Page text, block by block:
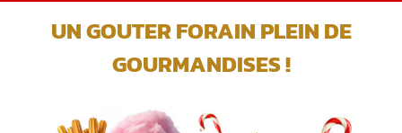
UN GOUTER FORAIN PLEIN DE
GOURMANDISES !